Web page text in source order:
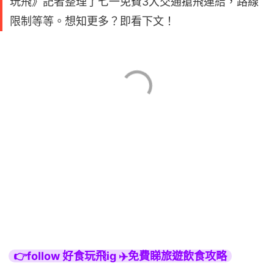
限制等等。想知更多？即看下文！
👉follow 好食玩飛ig ✈️免費睇旅遊飲食攻略